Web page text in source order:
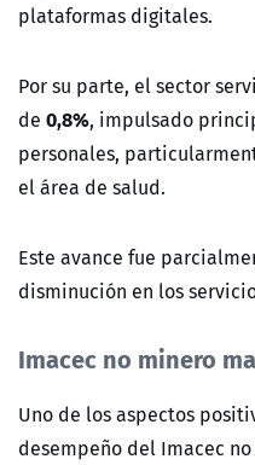
plataformas digitales.
Por su parte, el sector
de 0,8%, impulsado
personales,
el área de salud.
Este avance fue
disminución en los
Imacec no minero
Uno de los aspectos
desempeño del Imacec